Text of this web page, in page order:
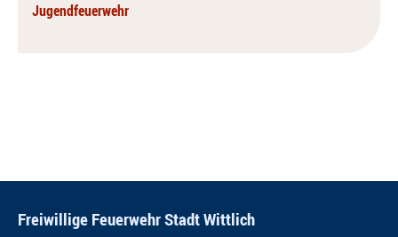
Jugendfeuerwehr
Freiwillige Feuerwehr Stadt Wittlich